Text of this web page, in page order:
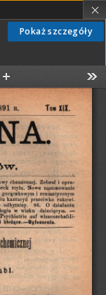
Pokaż szczegóły